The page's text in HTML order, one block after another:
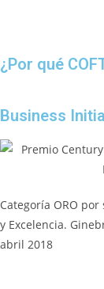
¿Por qué
Business
Categoría ORO
y Excelencia.
abril 2018